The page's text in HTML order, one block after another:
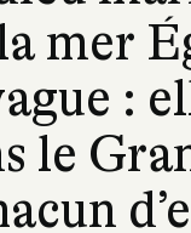
mer
:
le